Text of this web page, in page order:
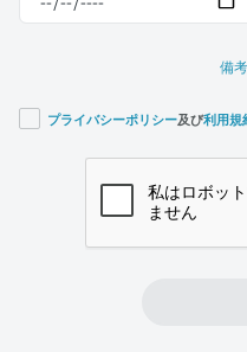
備
プライバシーポリシー及び利用規